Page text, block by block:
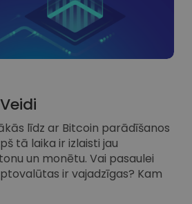
līdz ar Bitcoin parādīšanos
tā laika ir izlaisti jau
un monētu. Vai pasaulei
ir vajadzīgas? Kam